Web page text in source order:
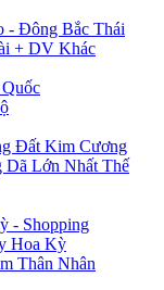
- Đông Bắc Thái
+ DV Khác
Đất Kim Cương
Dã Lớn Nhất Thế
- Shopping
Hoa Kỳ
Thân Nhân